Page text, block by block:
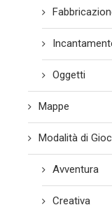
Oggetti
Mappe
Modalità di
Avventura
Creativa